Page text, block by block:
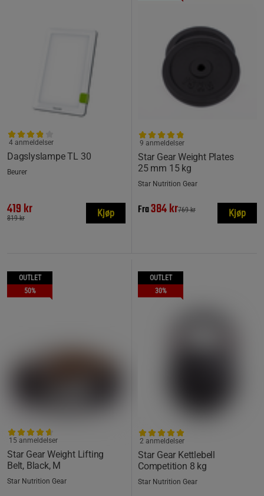
Dagslyslampe TL 30
4 anmeldelser
Beurer
419 kr
819 kr Kjøp
Star Gear Weight Plates
25 mm 15 kg
9 anmeldelser
Star Nutrition Gear
Fra384 kr769 kr Kjøp
OUTLET
50%
Star Gear Weight Lifting
Belt, Black, M
15 anmeldelser
Star Nutrition Gear
OUTLET
30%
Star Gear Kettlebell
Competition 8 kg
2 anmeldelser
Star Nutrition Gear